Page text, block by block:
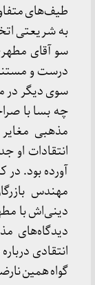
طیف‌های
به شریعتی
سو آقای
درست و
سوی دیگر در
چه بسا با
مذهبی
انتقادات او
آورده بود.
مهندس
دینی‌اش با
دیدگاه‌های
انتقادی
گواه همین